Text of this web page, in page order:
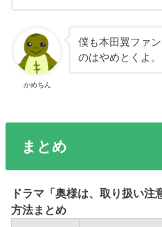
かめちん
僕も本田翼ファ
のはやめとくよ。
まとめ
ドラマ「奥様は、取り扱い注
方法まとめ